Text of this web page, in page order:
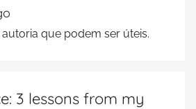
que podem ser úteis.
3 lessons from my